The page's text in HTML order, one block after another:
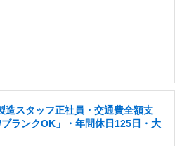
造スタッフ正社員・交通費全額支
ランクOK」・年間休日125日・大